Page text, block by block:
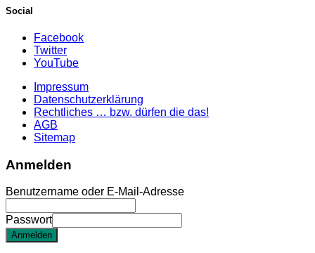
Social
Facebook
Twitter
YouTube
Impressum
Datenschutzerklärung
Rechtliches … bzw. dürfen die das!
AGB
Sitemap
Anmelden
Benutzername oder E-Mail-Adresse
Passwort
Anmelden